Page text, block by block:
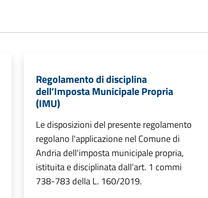
Regolamento di disciplina
dell’Imposta Municipale Propria
(IMU)
Le disposizioni del presente regolamento
regolano l'applicazione nel Comune di
Andria dell'imposta municipale propria,
istituita e disciplinata dall’art. 1 commi
738-783 della L. 160/2019.